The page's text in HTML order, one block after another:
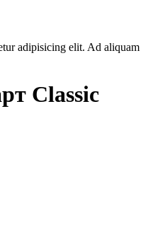
adipisicing elit. Ad aliquam
Classic